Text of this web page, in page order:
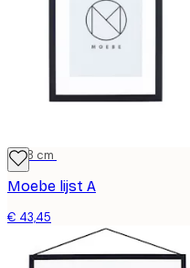
13x18 cm
Moebe lijst A
€ 43,45